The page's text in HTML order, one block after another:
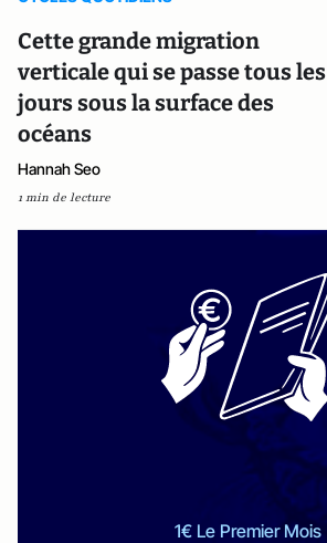
Cette grande migration
verticale qui se passe tous les
jours sous la surface des
océans
Hannah Seo
1 min de lecture
1€ Le Premier Mois